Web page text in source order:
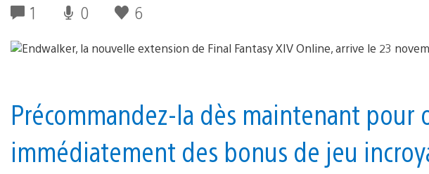
1 0 6
Précommandez-la dès maintenant pour
immédiatement des bonus de jeu